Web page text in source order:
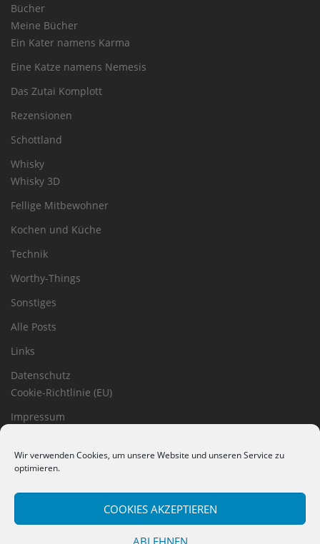
Wir verwenden Cookies, um unsere Website und unseren Service zu
optimieren.
COOKIES AKZEPTIEREN
ABLEHNEN
Bücher
Meine Bücher
Ein Kater namens Karma
Eine Katze namens Nemesis
Das Zutai Komplott
Rezensionen
Schottland
Whisky
Whisky 3D
Fellige Mitbewohner
Kochen und Küche
Technik
Worthy-Things
Sonstiges
Alle Posts
Links
Datenschutz
Cookie-Richtlinie (EU)
Impressum